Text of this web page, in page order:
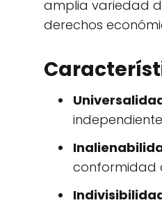
amplia variedad
derechos
conformidad